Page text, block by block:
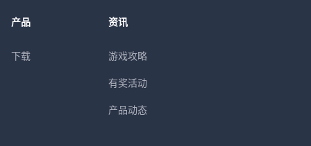
产品
下载
资讯
游戏攻略
有奖活动
产品动态